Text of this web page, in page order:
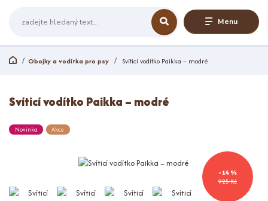
Menu
Obojky a vodítka pro psy Svíticí vodítko Paikka – modré
Svíticí vodítko Paikka – modré
Novinka Akce
925 Kč
- 14 %